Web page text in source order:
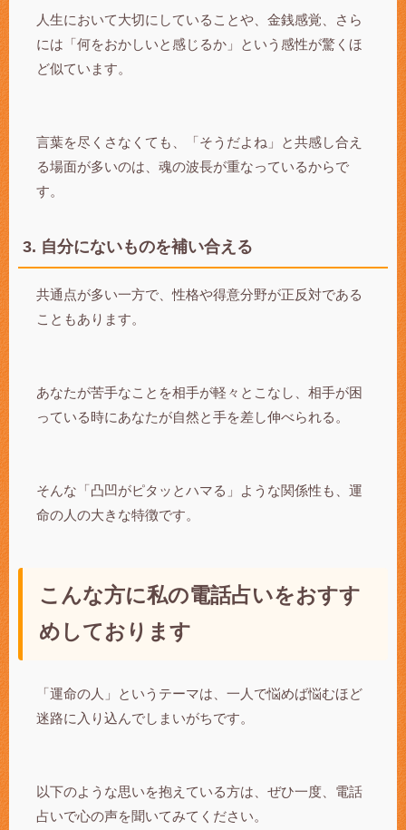
人生において大切にしていることや、金銭感覚、さら
には「何をおかしいと感じるか」という感性が驚くほ
ど似ています。
言葉を尽くさなくても、「そうだよね」と共感し合え
る場面が多いのは、魂の波長が重なっているからで
す。
3. 自分にないものを補い合える
共通点が多い一方で、性格や得意分野が正反対である
こともあります。
あなたが苦手なことを相手が軽々とこなし、相手が困
っている時にあなたが自然と手を差し伸べられる。
そんな「凸凹がピタッとハマる」ような関係性も、運
命の人の大きな特徴です。
こんな方に私の電話占いをおすす
めしております
「運命の人」というテーマは、一人で悩めば悩むほど
迷路に入り込んでしまいがちです。
以下のような思いを抱えている方は、ぜひ一度、電話
占いで心の声を聞いてみてください。